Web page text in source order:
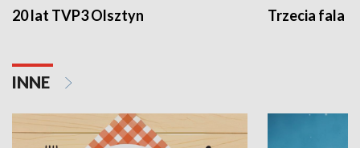
20 lat TVP3 Olsztyn Trzecia fala -
INNE